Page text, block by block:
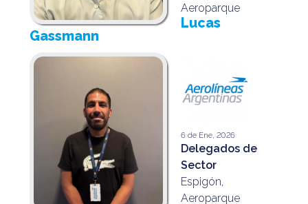
Aeroparque
Lucas
Gassmann
6 de Ene, 2026
Delegados de
Sector
Espigón,
Aeroparque